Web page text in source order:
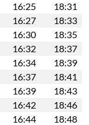
16:25
18:31
16:27
18:33
16:30
18:35
16:32
18:37
16:34
18:39
16:37
18:41
16:39
18:43
16:42
18:46
16:44
18:48